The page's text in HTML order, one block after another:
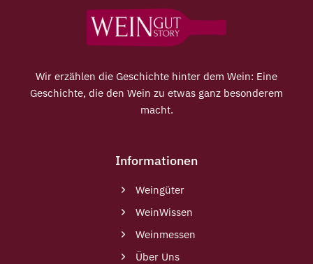
Wir erzählen die Geschichte hinter dem Wein: Eine
Geschichte, die den Wein zu etwas ganz besonderem
macht.
Informationen
Weingüter
WeinWissen
Weinmessen
Über Uns